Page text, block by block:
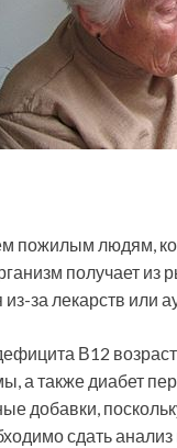
пожилым людям,
получает
за лекарств или
В12
а также диабет
добавки,
сдать